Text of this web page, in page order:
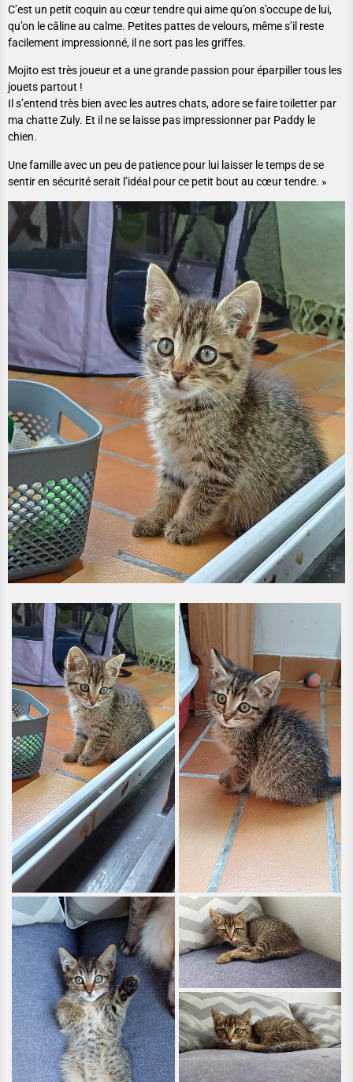
C’est un petit coquin au cœur tendre qui aime qu’on s’occupe de lui,
qu’on le câline au calme. Petites pattes de velours, même s’il reste
facilement impressionné, il ne sort pas les griffes.
Mojito est très joueur et a une grande passion pour éparpiller tous les
jouets partout !
Il s’entend très bien avec les autres chats, adore se faire toiletter par
ma chatte Zuly. Et il ne se laisse pas impressionner par Paddy le
chien.
Une famille avec un peu de patience pour lui laisser le temps de se
sentir en sécurité serait l’idéal pour ce petit bout au cœur tendre. »